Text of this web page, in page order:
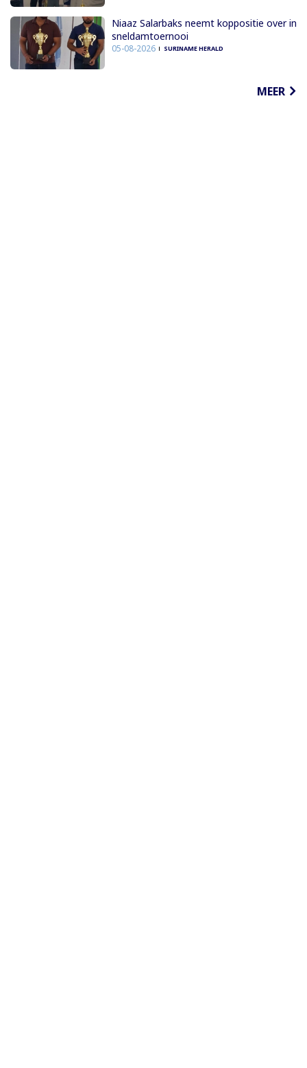
Niaaz Salarbaks neemt koppositie over in
sneldamtoernooi
05-08-2026 SURINAME HERALD
MEER